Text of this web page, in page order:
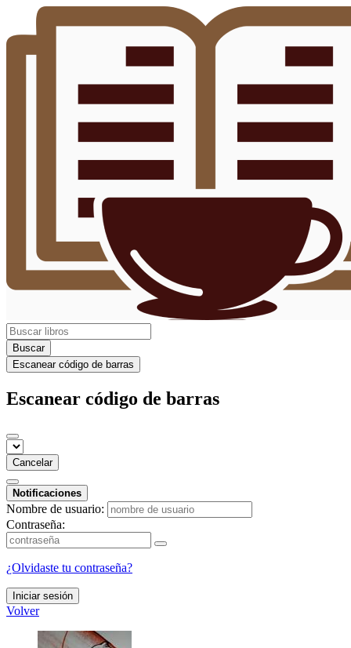
Buscar
Escanear código de barras
Escanear código de barras
Cancelar
Notificaciones
Nombre de usuario:
Contraseña:
¿Olvidaste tu contraseña?
Iniciar sesión
Volver